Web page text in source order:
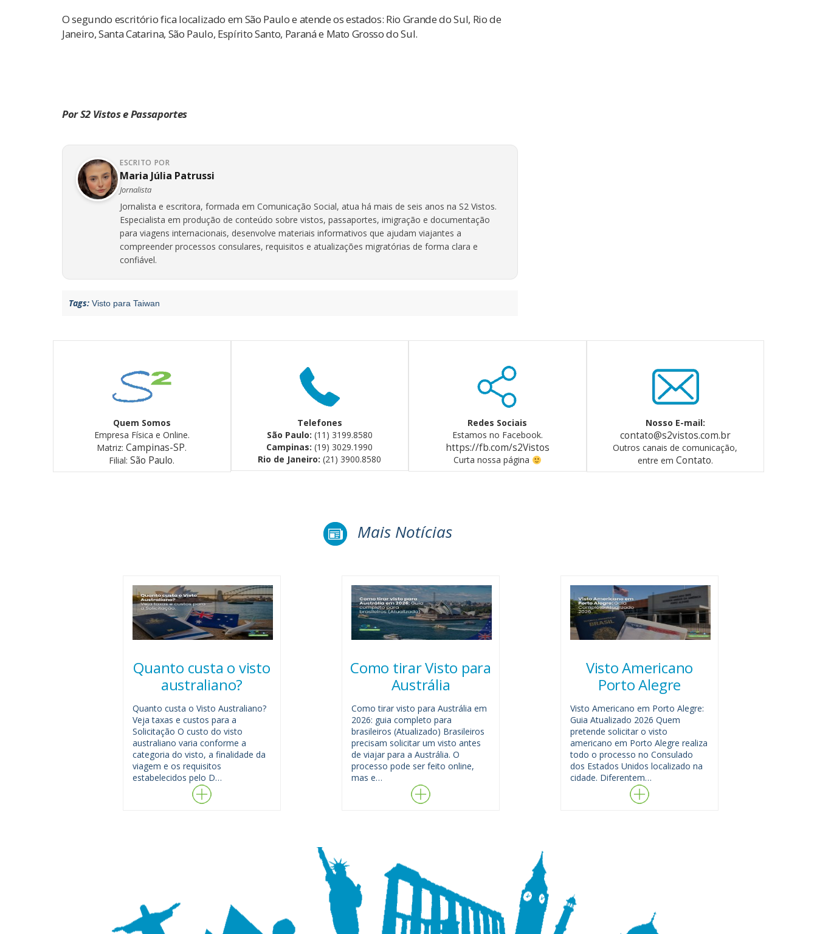
O segundo escritório fica localizado em São Paulo e atende os estados: Rio Grande do Sul, Rio de
Janeiro, Santa Catarina, São Paulo, Espírito Santo, Paraná e Mato Grosso do Sul.
Por S2 Vistos e Passaportes
ESCRITO POR
Maria Júlia Patrussi
Jornalista
Jornalista e escritora, formada em Comunicação Social, atua há mais de seis anos na S2 Vistos.
Especialista em produção de conteúdo sobre vistos, passaportes, imigração e documentação
para viagens internacionais, desenvolve materiais informativos que ajudam viajantes a
compreender processos consulares, requisitos e atualizações migratórias de forma clara e
confiável.
Tags: Visto para Taiwan
Quem Somos
Empresa Física e Online.
Matriz:Campinas-SP.
Filial:São Paulo.
Telefones
São Paulo: (11) 3199.8580
Campinas: (19) 3029.1990
Rio de Janeiro: (21) 3900.8580
Redes Sociais
Estamos no Facebook.
https://fb.com/s2Vistos
Curta nossa página
Nosso E-mail:
contato@s2vistos.com.br
Outros canais de comunicação,
entre em Contato.
Mais Notícias
Quanto custa o visto
australiano?
Quanto custa o Visto Australiano?
Veja taxas e custos para a
Solicitação O custo do visto
australiano varia conforme a
categoria do visto, a finalidade da
viagem e os requisitos
estabelecidos pelo D…
Como tirar Visto para
Austrália
Como tirar visto para Austrália em
2026: guia completo para
brasileiros (Atualizado) Brasileiros
precisam solicitar um visto antes
de viajar para a Austrália. O
processo pode ser feito online,
mas e…
Visto Americano
Porto Alegre
Visto Americano em Porto Alegre:
Guia Atualizado 2026 Quem
pretende solicitar o visto
americano em Porto Alegre realiza
todo o processo no Consulado
dos Estados Unidos localizado na
cidade. Diferentem…